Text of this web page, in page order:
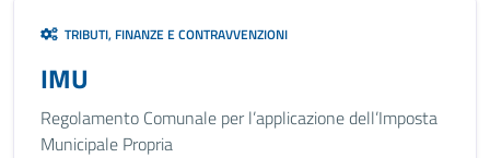
TRIBUTI, FINANZE E CONTRAVVENZIONI
IMU
Regolamento Comunale per l’applicazione dell’Imposta
Municipale Propria